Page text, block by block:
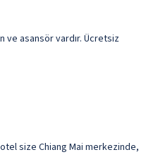
ve asansör vardır. Ücretsiz
size Chiang Mai merkezinde,